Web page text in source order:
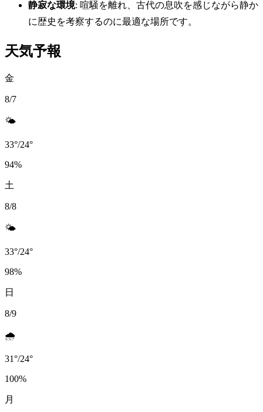
静寂な環境: 喧騒を離れ、古代の息吹を感じながら静か
に歴史を考察するのに最適な場所です。
天気予報
金
8/7
🌤️
33°/24°
94%
土
8/8
🌤️
33°/24°
98%
日
8/9
🌧️
31°/24°
100%
月